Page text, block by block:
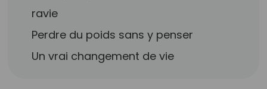
ravie
Perdre du poids sans y penser
Un vrai changement de vie